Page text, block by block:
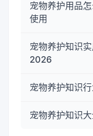
宠物养护用品
使用
宠物养护知识
2026
宠物养护知识
宠物养护知识